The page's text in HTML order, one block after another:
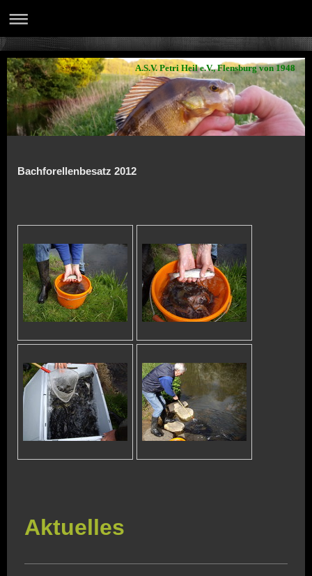
A.S.V. Petri Heil e.V., Flensburg von 1948
Bachforellenbesatz 2012
Aktuelles